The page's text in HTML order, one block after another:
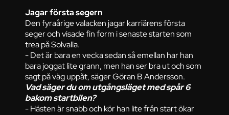
Jagar första segern
Den fyraårige valacken jagar karriärens första
seger och visade fin form i senaste starten som
trea på Solvalla.
- Det är bara en vecka sedan så emellan har han
bara joggat lite grann, men han ser bra ut och som
sagt på väg uppåt, säger Göran B Andersson.
Vad säger du om utgångsläget med spår 6
bakom startbilen?
- Hästen är snabb och kör han lite från start ökar